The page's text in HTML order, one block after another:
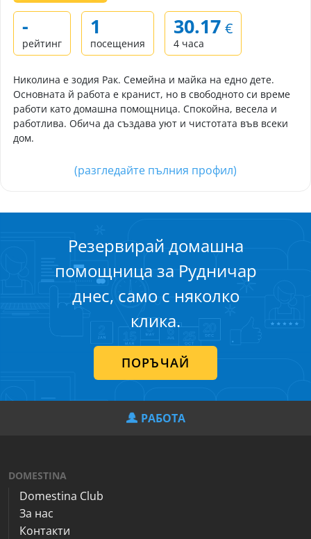
-
рейтинг
1
посещения
30.17 €
4 часа
Николина е зодия Рак. Семейна и майка на едно дете.
Основната й работа е кранист, но в свободното си време
работи като домашна помощница. Спокойна, весела и
работлива. Обича да създава уют и чистотата във всеки
дом.
(разгледайте пълния профил)
Резервирай домашна
помощница за Рудничар
днес, само с няколко
клика.
ПОРЪЧАЙ
РАБОТА
DOMESTINA
Domestina Club
За нас
Контакти